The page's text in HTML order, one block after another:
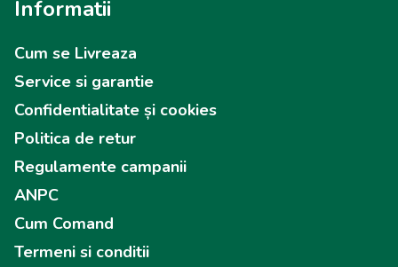
Informatii
Cum se Livreaza
Service si garantie
Confidentialitate și cookies
Politica de retur
Regulamente campanii
ANPC
Cum Comand
Termeni si conditii